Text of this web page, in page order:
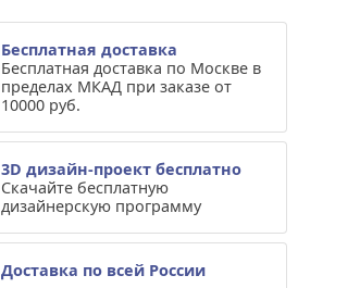
Бесплатная доставка
Бесплатная доставка по Москве в
пределах МКАД при заказе от
10000 руб.
3D дизайн-проект бесплатно
Скачайте бесплатную
дизайнерскую программу
Доставка по всей России